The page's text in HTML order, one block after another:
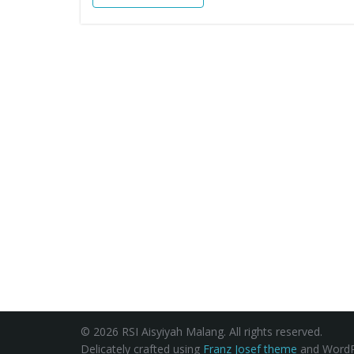
© 2026 RSI Aisyiyah Malang. All rights reserved.
Delicately crafted using Franz Josef theme and